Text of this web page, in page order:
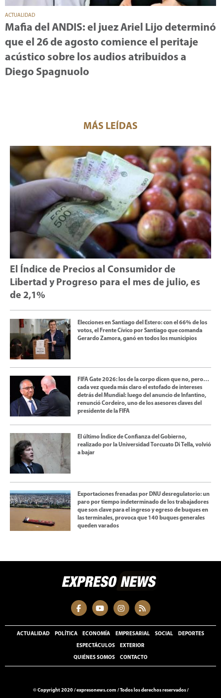
ACTUALIDAD
Mafia del ANDIS: el juez Ariel Lijo determinó
que el 26 de agosto comience el peritaje
acústico sobre los audios atribuidos a
Diego Spagnuolo
MÁS LEÍDAS
El Índice de Precios al Consumidor de
Libertad y Progreso para el mes de julio, es
de 2,1%
Elecciones en Santiago del Estero: con el 66% de los
votos, el Frente Cívico por Santiago que comanda
Gerardo Zamora, ganó en todos los municipios
FIFA Gate 2026: los de la corpo dicen que no, pero…
cada vez queda más claro el estofado de intereses
detrás del Mundial: luego del anuncio de Infantino,
renunció Cordeiro, uno de los asesores claves del
presidente de la FIFA
El último Índice de Confianza del Gobierno,
realizado por la Universidad Torcuato Di Tella, volvió
a bajar
Exportaciones frenadas por DNU desregulatorio: un
paro por tiempo indeterminado de los trabajadores
que son clave para el ingreso y egreso de buques en
las terminales, provoca que 140 buques generales
queden varados
ACTUALIDAD POLÍTICA ECONOMÍA EMPRESARIAL SOCIAL DEPORTES
ESPECTÁCULOS EXTERIOR
QUIÉNES SOMOS CONTACTO
© Copyright 2020 /expresonews.com /Todos los derechos reservados /